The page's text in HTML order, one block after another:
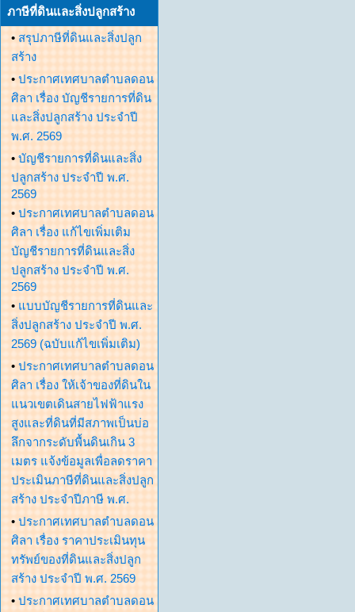
ภาษีที่ดินและสิ่งปลูกสร้าง
• สรุปภาษีที่ดินและสิ่งปลูก
สร้าง
• ประกาศเทศบาลตำบลดอน
ศิลา เรื่อง บัญชีรายการที่ดิน
และสิ่งปลูกสร้าง ประจำปี
พ.ศ. 2569
• บัญชีรายการที่ดินและสิ่ง
ปลูกสร้าง ประจำปี พ.ศ.
2569
• ประกาศเทศบาลตำบลดอน
ศิลา เรื่อง แก้ไขเพิ่มเติม
บัญชีรายการที่ดินและสิ่ง
ปลูกสร้าง ประจำปี พ.ศ.
2569
• แบบบัญชีรายการที่ดินและ
สิ่งปลูกสร้าง ประจำปี พ.ศ.
2569 (ฉบับแก้ไขเพิ่มเติม)
• ประกาศเทศบาลตำบลดอน
ศิลา เรื่อง ให้เจ้าของที่ดินใน
แนวเขตเดินสายไฟฟ้าแรง
สูงและที่ดินที่มีสภาพเป็นบ่อ
ลึกจากระดับพื้นดินเกิน 3
เมตร แจ้งข้อมูลเพื่อลดราคา
ประเมินภาษีที่ดินและสิ่งปลูก
สร้าง ประจำปีภาษี พ.ศ.
• ประกาศเทศบาลตำบลดอน
ศิลา เรื่อง ราคาประเมินทุน
ทรัพย์ของที่ดินและสิ่งปลูก
สร้าง ประจำปี พ.ศ. 2569
• ประกาศเทศบาลตำบลดอน